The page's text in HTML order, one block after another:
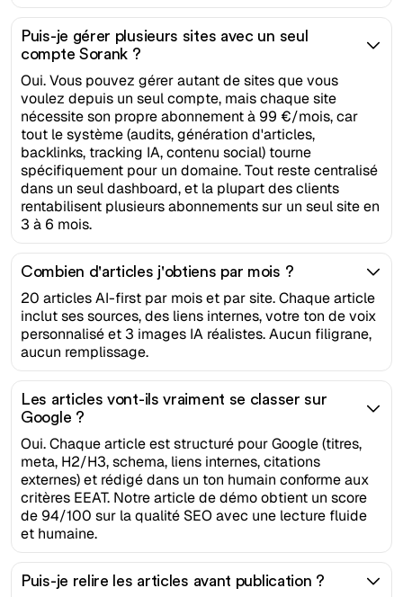
Puis-je gérer plusieurs sites avec un seul
compte Sorank ?
Oui. Vous pouvez gérer autant de sites que vous
voulez depuis un seul compte, mais chaque site
nécessite son propre abonnement à 99 €/mois, car
tout le système (audits, génération d'articles,
backlinks, tracking IA, contenu social) tourne
spécifiquement pour un domaine. Tout reste centralisé
dans un seul dashboard, et la plupart des clients
rentabilisent plusieurs abonnements sur un seul site en
3 à 6 mois.
Combien d'articles j'obtiens par mois ?
20 articles AI-first par mois et par site. Chaque article
inclut ses sources, des liens internes, votre ton de voix
personnalisé et 3 images IA réalistes. Aucun filigrane,
aucun remplissage.
Les articles vont-ils vraiment se classer sur
Google ?
Oui. Chaque article est structuré pour Google (titres,
meta, H2/H3, schema, liens internes, citations
externes) et rédigé dans un ton humain conforme aux
critères EEAT. Notre article de démo obtient un score
de 94/100 sur la qualité SEO avec une lecture fluide
et humaine.
Puis-je relire les articles avant publication ?